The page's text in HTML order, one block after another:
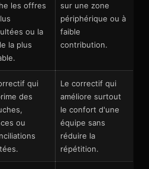
les offres
ou la
la plus
sur une zone
périphérique ou à
faible
contribution.
qui
des
ou
Le correctif qui
améliore surtout
le confort d'une
équipe sans
réduire la
répétition.